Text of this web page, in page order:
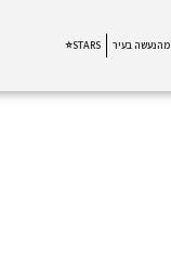
מהנעשה בעיר STARS⭐